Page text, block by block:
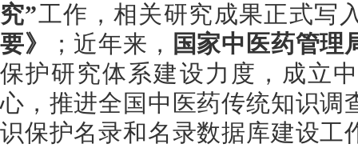
究”工作，相关研究成果正式写
要》
；近年来， 国家中医药管理
保护研究体系建设力度，成立
心，推进全国中医药传统知识调
识保护名录和名录数据库建设工